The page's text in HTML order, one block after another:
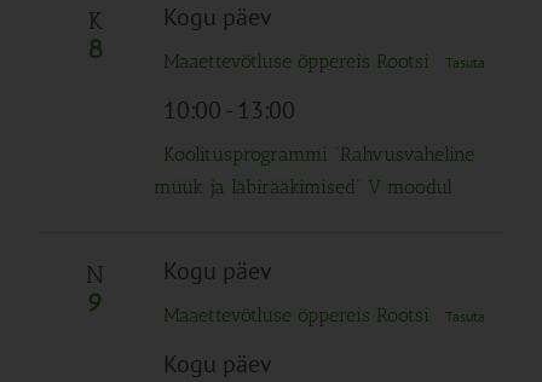
K
8
Kogu päev
Maaettevõtluse õppereis Rootsi Tasuta
10:00- 13:00
Koolitusprogrammi “Rahvusvaheline
müük ja läbirääkimised” V moodul
N
9
Kogu päev
Maaettevõtluse õppereis Rootsi Tasuta
Kogu päev